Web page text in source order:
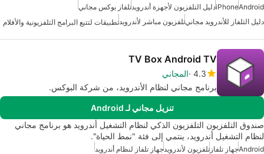
Android
iPhoneدليل التلفزيون لأجهزة أندرويدتلفاز بوكس مجاني
دليل التلفاز للأندرويد مجانيتلفزيون مباشر لأندرويدتطبيقات لتتبع البرامج التلفزيونية والأفلام
TV Box Android TV
4.3 المجاني
برنامج مجاني لنظام الأندرويد، من شركة البوكس.
تنزيل مجاني لـ Android
صندوق التلفزيون التلفزيون الذكي لنظام التشغيل أندرويد هو برنامج مجاني
لنظام التشغيل أندرويد، ينتمي إلى فئة "نمط الحياة".
Androidجهاز تلفاز تلفزيون لأندرويدجهاز تلفاز لنظام أندرويد